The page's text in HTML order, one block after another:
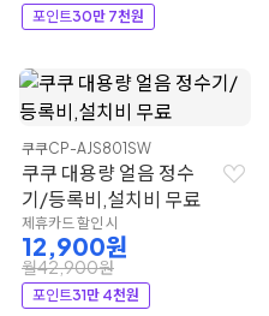
포인트30만 7천원
쿠쿠CP-AJS801SW
쿠쿠 대용량 얼음 정수
기/등록비,설치비 무료
제휴카드 할인 시
12,900원
월42,900원
포인트31만 4천원